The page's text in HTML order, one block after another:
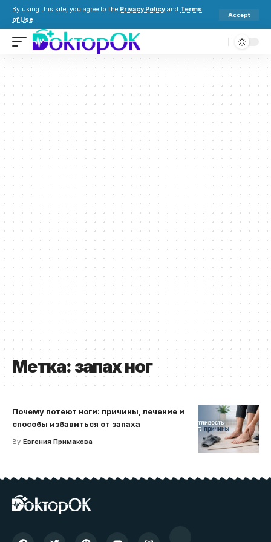
By using this site, you agree to the Privacy Policy and Terms
of Use.
Accept
Метка: запах ног
Почему потеют ноги: причины, лечение и
способы избавиться от запаха
By Евгения Примакова